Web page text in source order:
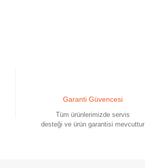
Garanti Güvencesi
Tüm ürünlerimizde servis
desteği ve ürün garantisi mevcuttur